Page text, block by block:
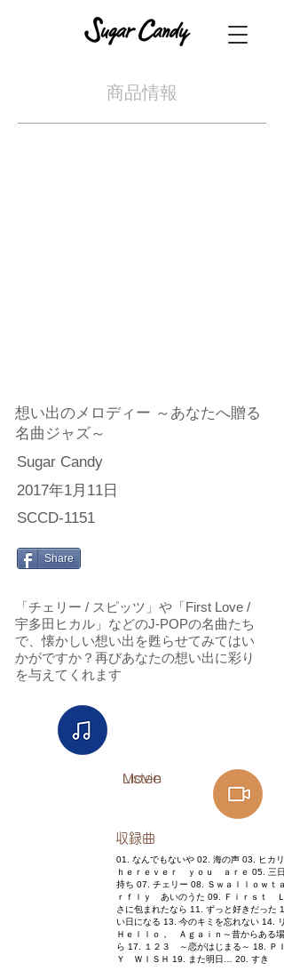
​商品情報
想い出のメロディー ～あなたへ贈る
名曲ジャズ～
Sugar Candy
2017年1月11日
SCCD-1151
Share
「チェリー / スピッツ」や「First Love /
宇多田ヒカル」などのJ-POPの名曲たち
で、懐かしい想い出を甦らせてみてはい
かがですか？再びあなたの想い出に彩り
を与えてくれます
Listen​
Movie
​収録曲
01. なんでもないや 02. 海の声 03. ヒカ
ｈｅｒｅｖｅｒ ｙｏｕ ａｒｅ 05. 三日
持ち 07. チェリー 08. Ｓｗａｌｌｏｗｔ
ｒｆｌｙ あいのうた 09. Ｆｉｒｓｔ Ｌ
さに包まれたなら 11. ずっと好きだった
い日になる 13. 今のキミを忘れない 14.
Ｈｅｌｌｏ， Ａｇａｉｎ～昔からある場
ら 17. １２３ ～恋がはじまる～ 18. Ｐ
Ｙ ＷＩＳＨ 19. また明日… 20. すき